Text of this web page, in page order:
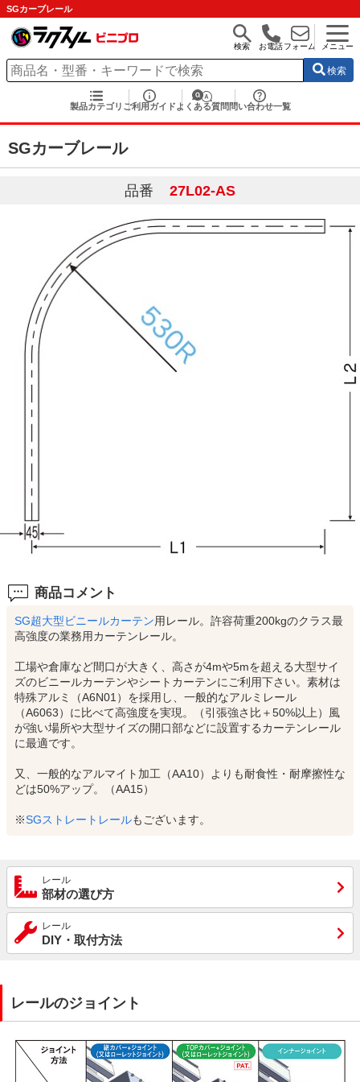
SGカーブレール
検索 お電話フォーム メニュー
検索
製品カテゴリ ご利用ガイド よくある質問 問い合わせ一覧
SGカーブレール
品番 27L02-AS
商品コメント
SG超大型ビニールカーテン用レール。許容荷重200kgのクラス最
高強度の業務用カーテンレール。
工場や倉庫など間口が大きく、高さが4mや5mを超える大型サイ
ズのビニールカーテンやシートカーテンにご利用下さい。素材は
特殊アルミ（A6N01）を採用し、一般的なアルミレール
（A6063）に比べて高強度を実現。（引張強さ比＋50%以上）風
が強い場所や大型サイズの開口部などに設置するカーテンレール
に最適です。
又、一般的なアルマイト加工（AA10）よりも耐食性・耐摩擦性な
どは50%アップ。（AA15）
※SGストレートレールもございます。
レール
部材の選び方
レール
DIY・取付方法
レールのジョイント